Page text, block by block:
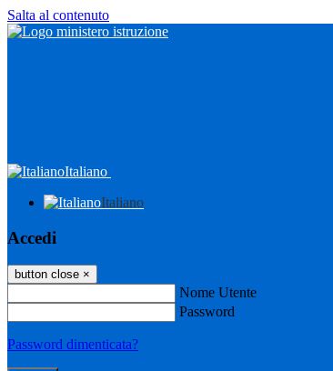
Salta al contenuto
Italiano
Italiano
Accedi
button close ×
Nome Utente
Password
Password dimenticata?